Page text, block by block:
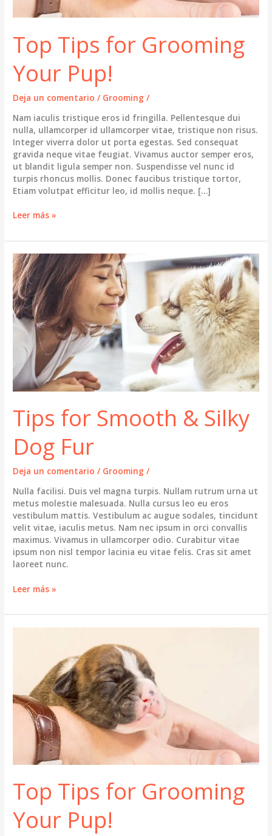
Top Tips for Grooming
Your Pup!
Deja un comentario / Grooming /
Nam iaculis tristique eros id fringilla. Pellentesque dui
nulla, ullamcorper id ullamcorper vitae, tristique non risus.
Integer viverra dolor ut porta egestas. Sed consequat
gravida neque vitae feugiat. Vivamus auctor semper eros,
ut blandit ligula semper non. Suspendisse vel nunc id
turpis rhoncus mollis. Donec faucibus tristique tortor,
Etiam volutpat efficitur leo, id mollis neque. […]
Top
for
Grooming
Your
Pup!
Leer más »
Tips for Smooth & Silky
Dog Fur
Deja un comentario / Grooming /
Nulla facilisi. Duis vel magna turpis. Nullam rutrum urna ut
metus molestie malesuada. Nulla cursus leo eu eros
vestibulum mattis. Vestibulum ac augue sodales, tincidunt
velit vitae, iaculis metus. Nam nec ipsum in orci convallis
maximus. Vivamus in ullamcorper odio. Curabitur vitae
ipsum non nisl tempor lacinia eu vitae felis. Cras sit amet
laoreet nunc.
Tips
Smooth
Leer más »
Top Tips for Grooming
Your Pup!